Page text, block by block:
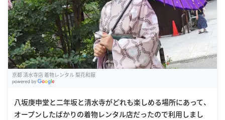
京都 清水寺店 着物レンタル 梨花和服
八坂庚申堂と二年坂と清水寺がどれも楽しめる場所にあって、
オープンしたばかりの着物レンタル店だったので利用しまし